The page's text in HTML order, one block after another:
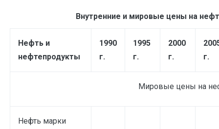
Внутренние и мировые цены на
Нефть и
нефтепродукты
1990
г.
1995
г.
2000
г.
г.
Мировые цены на
Нефть марки